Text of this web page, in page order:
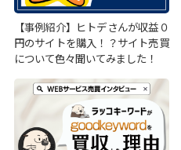
【事例紹介】ヒトデさんが収益０
円のサイトを購入！？サイト売買
について色々聞いてみました！